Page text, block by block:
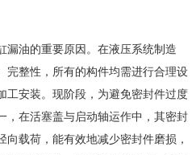
漏油的重要原因。在液压系统制造
完整性，所有的构件均需进行合理设
工安装。现阶段，为避免密封件过度
，在活塞盖与启动轴运作中，其密封
载荷，能有效地减少密封件磨损，